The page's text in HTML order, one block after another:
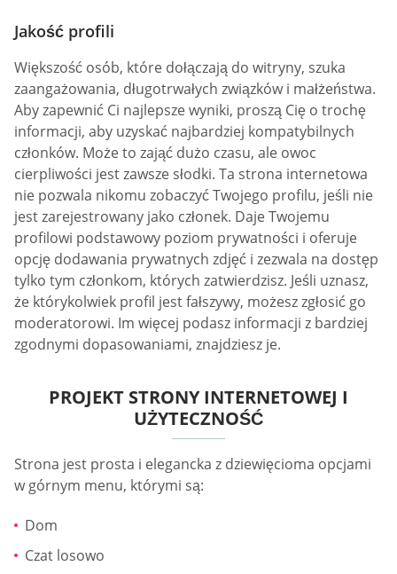
Jakość profili
Większość osób, które dołączają do witryny, szuka
zaangażowania, długotrwałych związków i małżeństwa.
Aby zapewnić Ci najlepsze wyniki, proszą Cię o trochę
informacji, aby uzyskać najbardziej kompatybilnych
członków. Może to zająć dużo czasu, ale owoc
cierpliwości jest zawsze słodki. Ta strona internetowa
nie pozwala nikomu zobaczyć Twojego profilu, jeśli nie
jest zarejestrowany jako członek. Daje Twojemu
profilowi podstawowy poziom prywatności i oferuje
opcję dodawania prywatnych zdjęć i zezwala na dostęp
tylko tym członkom, których zatwierdzisz. Jeśli uznasz,
że którykolwiek profil jest fałszywy, możesz zgłosić go
moderatorowi. Im więcej podasz informacji z bardziej
zgodnymi dopasowaniami, znajdziesz je.
PROJEKT STRONY INTERNETOWEJ I
UŻYTECZNOŚĆ
Strona jest prosta i elegancka z dziewięcioma opcjami
w górnym menu, którymi są:
Dom
Czat losowo